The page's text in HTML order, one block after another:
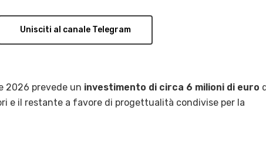
Unisciti al canale Telegram
2026 prevede un investimento di circa 6 milioni di euro
e il restante a favore di progettualità condivise per la